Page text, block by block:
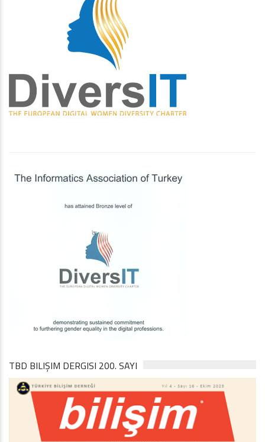
TBD BILIŞIM DERGISI 200. SAYI